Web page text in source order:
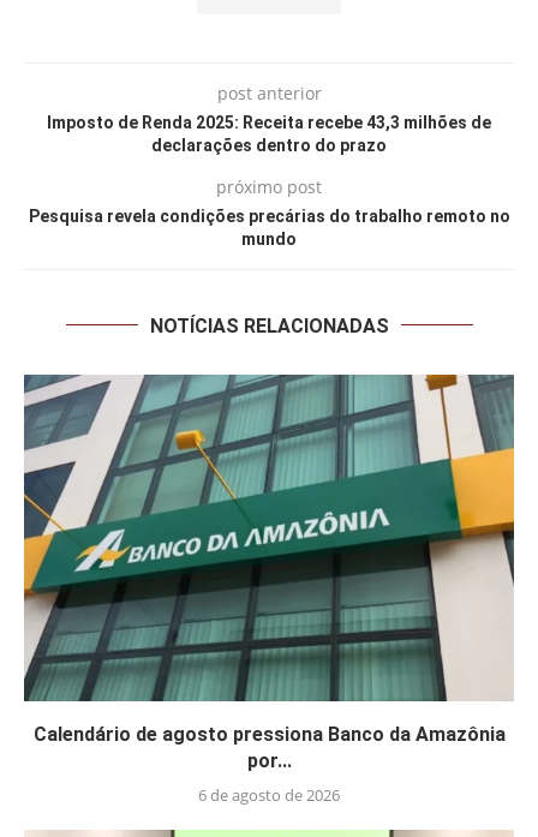
post anterior
Imposto de Renda 2025: Receita recebe 43,3 milhões de
declarações dentro do prazo
próximo post
Pesquisa revela condições precárias do trabalho remoto no
mundo
NOTÍCIAS RELACIONADAS
Calendário de agosto pressiona Banco da Amazônia
por...
6 de agosto de 2026